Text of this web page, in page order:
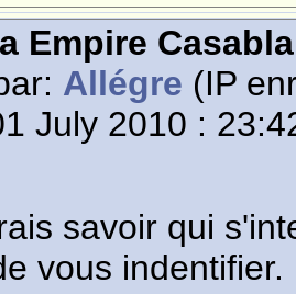
Empire
Allégre (IP
July 2010 :
savoir qui
vous indentifier.